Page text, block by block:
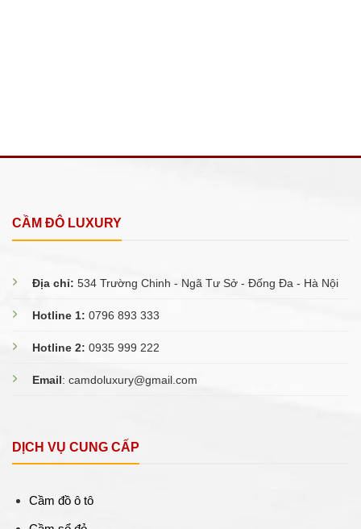
CẦM ĐÔ LUXURY
Địa chỉ: 534 Trường Chinh - Ngã Tư Sở - Đống Đa - Hà Nội
Hotline 1: 0796 893 333
Hotline 2: 0935 999 222
Email: camdoluxury@gmail.com
DỊCH VỤ CUNG CẤP
Cầm đồ ô tô